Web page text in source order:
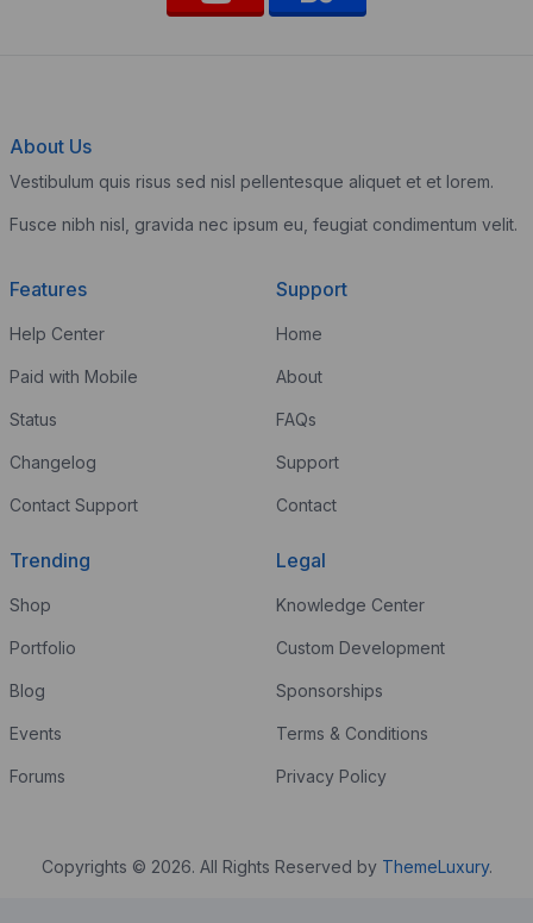
About Us
Vestibulum quis risus sed nisl pellentesque aliquet et et lorem.
Fusce nibh nisl, gravida nec ipsum eu, feugiat condimentum velit.
Features
Help Center
Paid with Mobile
Status
Changelog
Contact Support
Support
Home
About
FAQs
Support
Contact
Trending
Shop
Portfolio
Blog
Events
Forums
Legal
Knowledge Center
Custom Development
Sponsorships
Terms & Conditions
Privacy Policy
Copyrights © 2026. All Rights Reserved by ThemeLuxury.